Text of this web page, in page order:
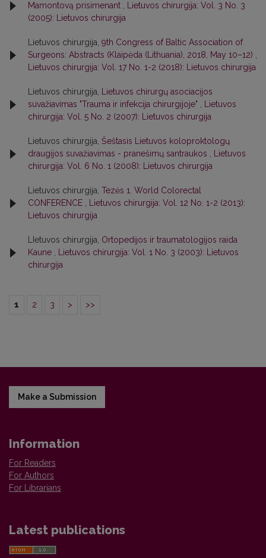
Mamontovą prisimenant
Lietuvos chirurgija: Vol. 3 No. 3
(2005): Lietuvos chirurgija
Lietuvos chirurgija, 9th Congress of Baltic Association of
Surgeons: Abstracts (Klaipėda (Lithuania), 2018, May 10–12)
Lietuvos chirurgija: Vol. 17 No. 1-2 (2018): Lietuvos chirurgija
Lietuvos chirurgija,
Lietuvos chirurgų asociacijos
suvažiavimas "Trauma ir infekcija chirurgijoje"
Lietuvos
chirurgija: Vol. 5 No. 2 (2007): Lietuvos chirurgija
Lietuvos chirurgija, Šeštasis Lietuvos koloproktologų
draugijos suvažiavimas - pranešimų santraukos
Lietuvos
chirurgija: Vol. 6 No. 1 (2008): Lietuvos chirurgija
Lietuvos chirurgija, Tezės 1. World Colorectal
CONFERENCE
Lietuvos chirurgija: Vol. 12 No. 1-2 (2013):
Lietuvos chirurgija
LIetuvos chirurgija, Ortopedijos ir traumatologijos raida
Kaune
Lietuvos chirurgija: Vol. 1 No. 3 (2003): Lietuvos
chirurgija
1 2 3 > >>
Make a Submission
Information
For Readers
For Authors
For Librarians
Latest publications